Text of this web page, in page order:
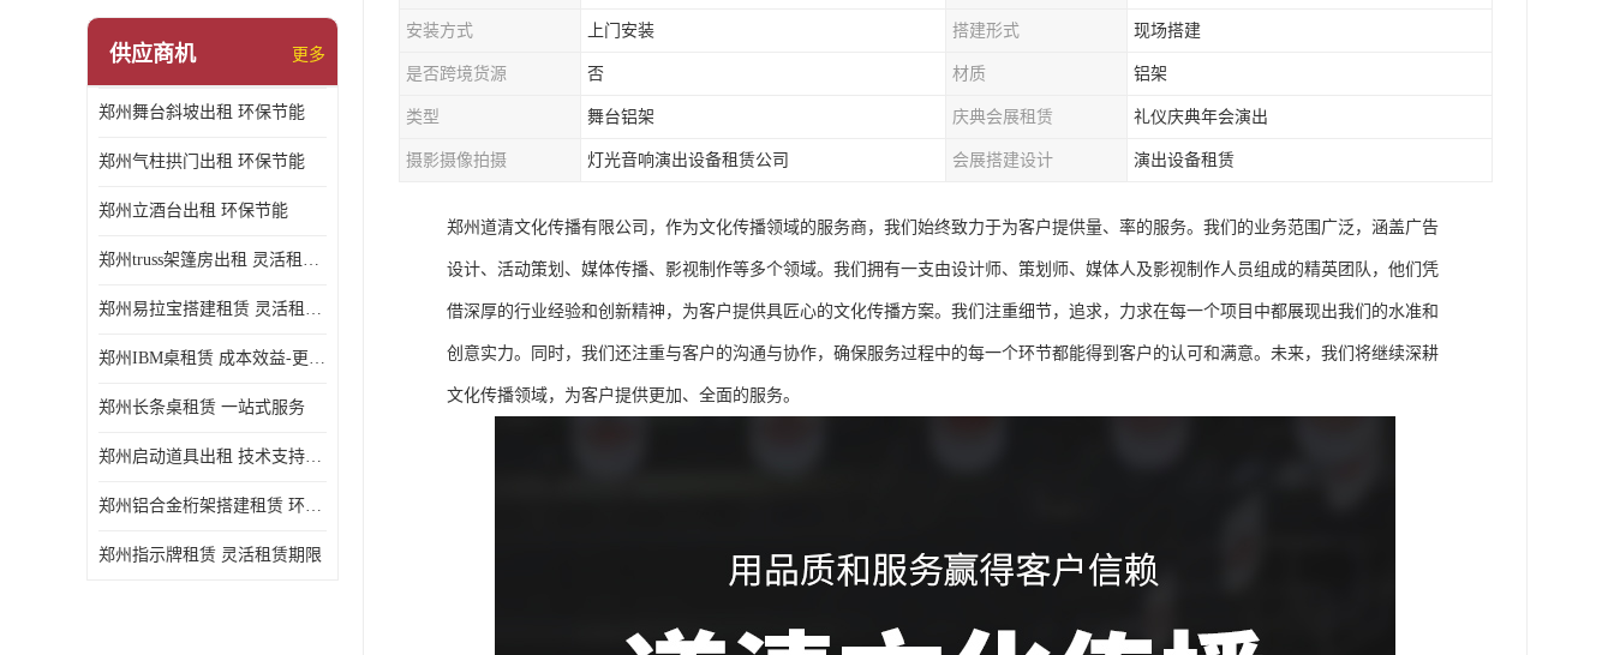
供应商机 更多
郑州舞台斜坡出租 环保节能
郑州气柱拱门出租 环保节能
郑州立酒台出租 环保节能
郑州truss架篷房出租 灵活租赁期限
郑州易拉宝搭建租赁 灵活租赁期限
郑州IBM桌租赁 成本效益-更具经济性和实用性
郑州长条桌租赁 一站式服务
郑州启动道具出租 技术支持与现场服务
郑州铝合金桁架搭建租赁 环保节能
郑州指示牌租赁 灵活租赁期限
安装方式 上门安装 搭建形式 现场搭建
是否跨境货源 否 材质 铝架
类型 舞台铝架 庆典会展租赁 礼仪庆典年会演出
摄影摄像拍摄 灯光音响演出设备租赁公司 会展搭建设计 演出设备租赁
郑州道清文化传播有限公司，作为文化传播领域的服务商，我们始终致力于为客户提供量、率的服务。我们的业务范围广泛，涵盖广告
设计、活动策划、媒体传播、影视制作等多个领域。我们拥有一支由设计师、策划师、媒体人及影视制作人员组成的精英团队，他们凭
借深厚的行业经验和创新精神，为客户提供具匠心的文化传播方案。我们注重细节，追求，力求在每一个项目中都展现出我们的水准和
创意实力。同时，我们还注重与客户的沟通与协作，确保服务过程中的每一个环节都能得到客户的认可和满意。未来，我们将继续深耕
文化传播领域，为客户提供更加、全面的服务。